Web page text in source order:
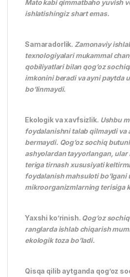
Mato kabi qimmatbaho yuvish
ishlatishingiz shart emas.
Samaradorlik. Zamonaviy
texnologiyalari mukammal
qobiliyatlari bilan qog’oz
imkonini beradi va ayni paytda
bo’linmaydi.
Ekologik va xavfsizlik. Ushbu
foydalanishni talab qilmaydi
bermaydi. Qog’oz sochiq
ashyolardan tayyorlangan, ular
teriga tirnash xususiyati
foydalanish mahsuloti bo’lgani
mikroorganizmlarning terisiga
Yaxshi ko’rinish. Qog’oz
ranglarda ishlab chiqarish
ekologik toza bo’ladi.
Qisqa qilib aytganda qog’oz